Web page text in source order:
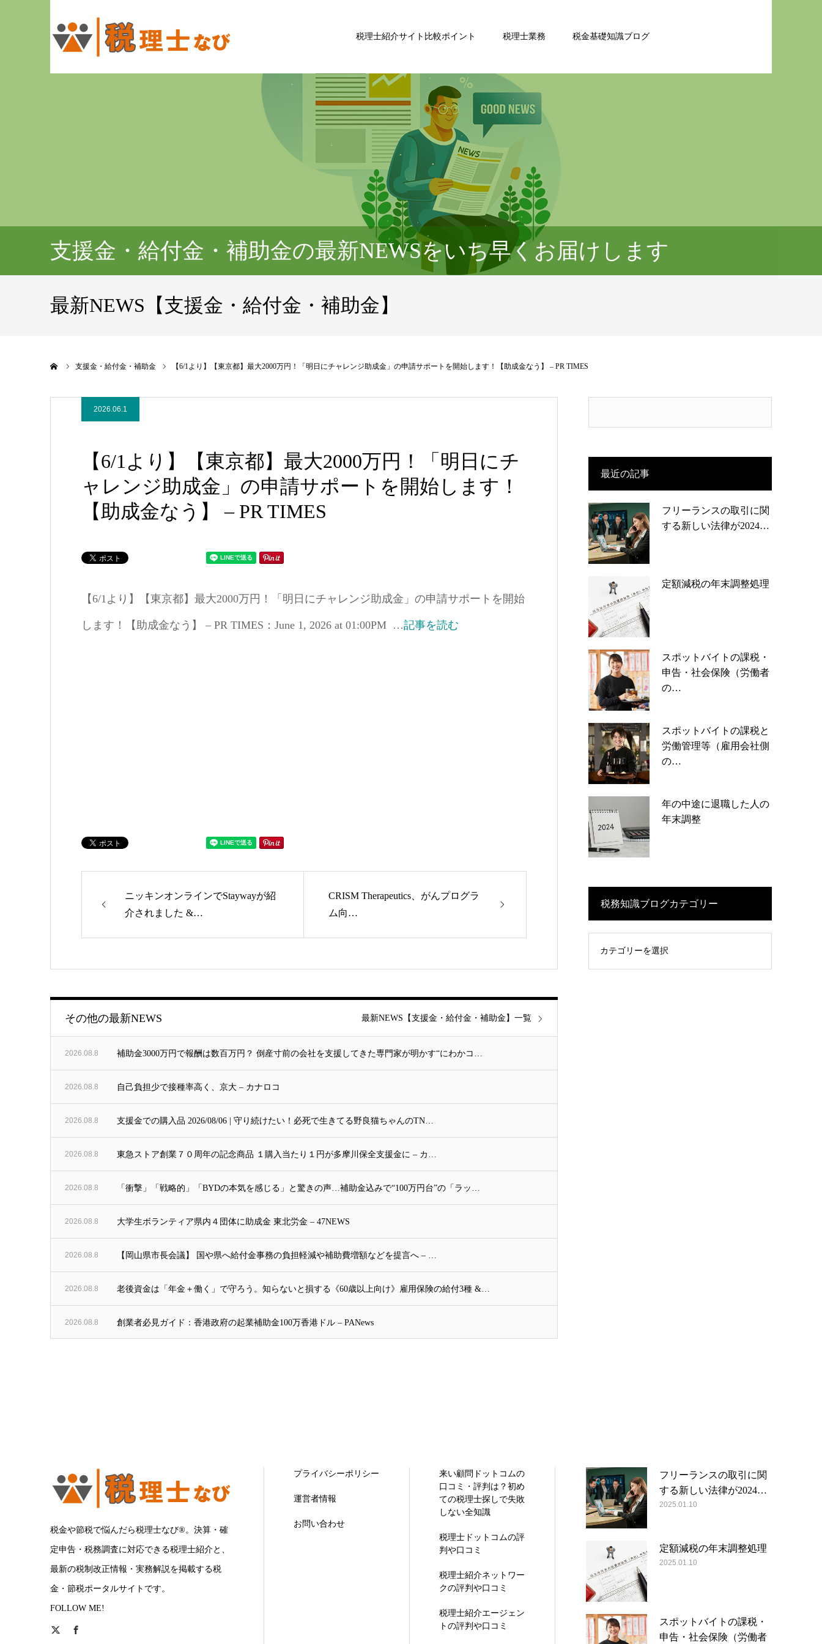
税理士紹介サイト比較ポイント 税理士業務 税金基礎知識ブログ
支援金・給付金・補助金の最新NEWSをいち早くお届けします
最新NEWS【支援金・給付金・補助金】
支援金・給付金・補助金 【6/1より】【東京都】最大2000万円！「明日にチャレンジ助成金」の申請サポートを開始します！【助成金なう】 – PR TIMES
2026.06.1
【6/1より】【東京都】最大2000万円！「明日にチ
ャレンジ助成金」の申請サポートを開始します！
【助成金なう】 – PR TIMES
【6/1より】【東京都】最大2000万円！「明日にチャレンジ助成金」の申請サポートを開始
します！【助成金なう】 – PR TIMES：June 1, 2026 at 01:00PM …記事を読む
ニッキンオンラインでStaywayが紹
介されました &…
CRISM Therapeutics、がんプログラ
ム向…
その他の最新NEWS
2026.08.8 補助金3000万円で報酬は数百万円？ 倒産寸前の会社を支援してきた専門家が明かす“にわかコ…
2026.08.8 自己負担少で接種率高く、京大 – カナロコ
2026.08.8 支援金での購入品 2026/08/06 | 守り続けたい！必死で生きてる野良猫ちゃんのTN…
2026.08.8 東急ストア創業７０周年の記念商品 １購入当たり１円が多摩川保全支援金に – カ…
2026.08.8 「衝撃」「戦略的」「BYDの本気を感じる」と驚きの声…補助金込みで“100万円台”の「ラッ…
2026.08.8 大学生ボランティア県内４団体に助成金 東北労金 – 47NEWS
2026.08.8 【岡山県市長会議】 国や県へ給付金事務の負担軽減や補助費増額などを提言へ – …
2026.08.8 老後資金は「年金＋働く」で守ろう。知らないと損する《60歳以上向け》雇用保険の給付3種 &…
2026.08.8 創業者必見ガイド：香港政府の起業補助金100万香港ドル – PANews
最新NEWS【支援金・給付金・補助金】一覧
最近の記事
フリーランスの取引に関
する新しい法律が2024…
定額減税の年末調整処理
スポットバイトの課税・
申告・社会保険（労働者
の…
スポットバイトの課税と
労働管理等（雇用会社側
の…
年の中途に退職した人の
年末調整
税務知識ブログカテゴリー
税金や節税で悩んだら税理士なび®。決算・確
定申告・税務調査に対応できる税理士紹介と、
最新の税制改正情報・実務解説を掲載する税
金・節税ポータルサイトです。
FOLLOW ME!
プライバシーポリシー
運営者情報
お問い合わせ
来い顧問ドットコムの
口コミ・評判は？初め
ての税理士探しで失敗
しない全知識
税理士ドットコムの評
判や口コミ
税理士紹介ネットワー
クの評判や口コミ
税理士紹介エージェン
トの評判や口コミ
フリーランスの取引に関
する新しい法律が2024…
2025.01.10
定額減税の年末調整処理
2025.01.10
スポットバイトの課税・
申告・社会保険（労働者